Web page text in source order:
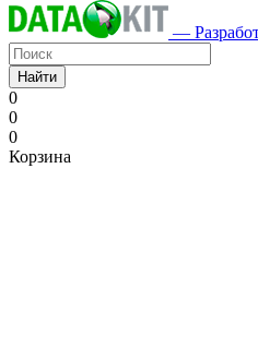
—
Найти
0
0
0
Корзина